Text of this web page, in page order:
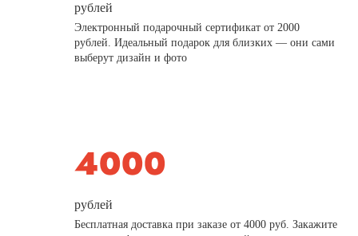
рублей
Электронный подарочный сертификат от 2000
рублей. Идеальный подарок для близких — они сами
выберут дизайн и фото
рублей
Бесплатная доставка при заказе от 4000 руб. Закажите